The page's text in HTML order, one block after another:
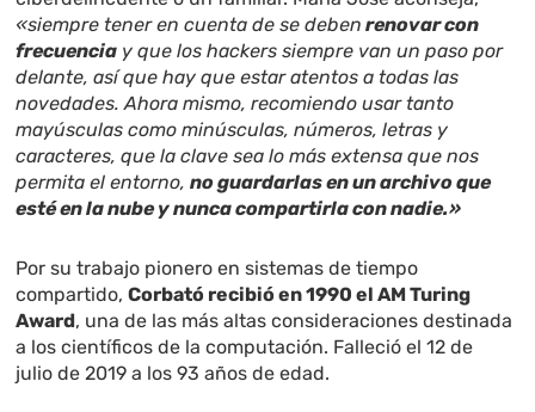
«siempre tener en cuenta de se deben renovar con
frecuencia y que los hackers siempre van un paso por
delante, así que hay que estar atentos a todas las
novedades. Ahora mismo, recomiendo usar tanto
mayúsculas como minúsculas, números, letras y
caracteres, que la clave sea lo más extensa que nos
permita el entorno,no guardarlas en un archivo que
esté en la nube y nunca compartirla con nadie.»
Por su trabajo pionero en sistemas de tiempo
compartido,Corbató recibió en 1990 el AM Turing
Award, una de las más altas consideraciones destinada
a los científicos de la computación. Falleció el 12 de
julio de 2019 a los 93 años de edad.